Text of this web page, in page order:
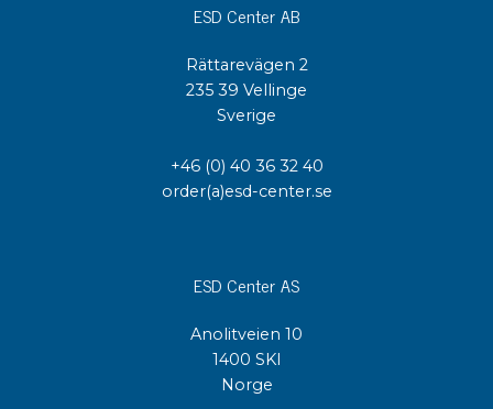
ESD Center AB
Rättarevägen 2
235 39 Vellinge
Sverige
+46 (0) 40 36 32 40
order(a)esd-center.se
ESD Center AS
Anolitveien 10
1400 SKI
Norge